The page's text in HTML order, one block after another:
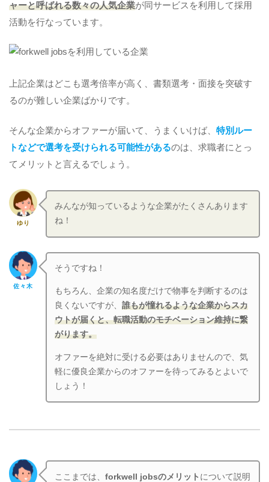
ャーと呼ばれる数々の人気企業が同サービスを利用して採用
活動を行なっています。
上記企業はどこも選考倍率が高く、書類選考・面接を突破す
るのが難しい企業ばかりです。
そんな企業からオファーが届いて、うまくいけば、 特別ルー
トなどで選考を受けられる可能性があるのは、求職者にとっ
てメリットと言えるでしょう。
ゆり
みんなが知っているような企業がたくさんあります
ね！
佐々木
そうですね！
もちろん、企業の知名度だけで物事を判断するのは
良くないですが、誰もが憧れるような企業からスカ
ウトが届くと、転職活動のモチベーション維持に繋
がります。
オファーを絶対に受ける必要はありませんので、気
軽に優良企業からのオファーを待ってみるとよいで
しょう！
ここまでは、forkwell jobsのメリット について説明